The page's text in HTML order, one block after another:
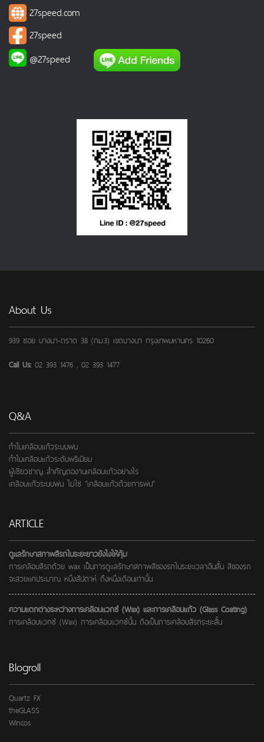
27speed.com
27speed
@27speed
About Us
939 ซอย บางนา-ตราด 38 (กม.3) เขตบางนา กรุงเทพมหานคร 10260
Call Us:02 393 1476 , 02 393 1477
Q&A
ทำไมเคลือบแก้วระบบพ่น
ทำไมเคลือบแก้วระดับพรีเมียม
ผู้เชี่ยวชาญ สำคัญต่องานเคลือบแก้วอย่างไร
เคลือบแก้วระบบพ่น ไม่ใช่ “เคลือบแก้วด้วยการพ่น”
ARTICLE
ดูแลรักษาสภาพสีรถในระยะยาวยังไงให้คุ้ม
การเคลือบสีรถด้วย wax เป็นการดูแลรักษาสภาพสีของรถในระยะเวลาอันสั้น สีของรถ
จะสวยแค่ประมาณ หนึ่งสัปดาห์ ถึงหนึ่งเดือนเท่านั้น
ความแตกต่างระหว่างการเคลือบแวกซ์ (Wax) และการเคลือบแก้ว (Glass Coating)
การเคลือบแวกซ์ (Wax) การเคลือบแวกซ์นั้น ถือเป็นการเคลือบสีรถระยะสั้น
Blogroll
Quartz FX
theGLASS
Wincos